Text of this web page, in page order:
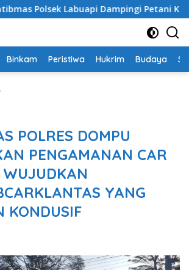
Labuapi Dampingi Petani Kuranji
Binkam Peristiwa Hukrim Budaya
POLRES DOMPU
PENGAMANAN CAR
WUJUDKAN
YANG
KONDUSIF